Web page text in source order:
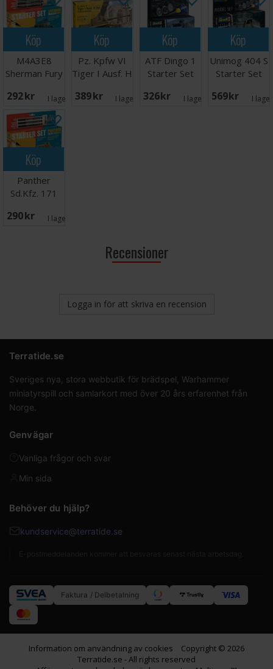
Köp
M4A3E8
Sherman Fury
292 SEK I lager: 1
Köp
Pz. Kpfw VI
Tiger I Ausf. H
389 SEK I lager: 1
Köp
ATF Dingo 1
Starter Set
326 SEK I lager: 2
Köp
Unimog 404 S
Starter Set
569 SEK I
Köp
Panther
Sd.Kfz. 171
Set
290 SEK I lager:
Recensioner
Logga in för att skriva en recension
Terratide.se
Sveriges nya, stora webbutik för brädspel, Warhammer
miniatyrspill och samlarkort med över 20 års erfarenhet från
Norge.
Genvägar
Vanliga frågor och svar
Min sida
Behöver du hjälp?
kundservice@terratide.se
Faktura / Delbetalning
Information om användning av cookies
Copyright © 2026
Terratide.se - All rights reserved